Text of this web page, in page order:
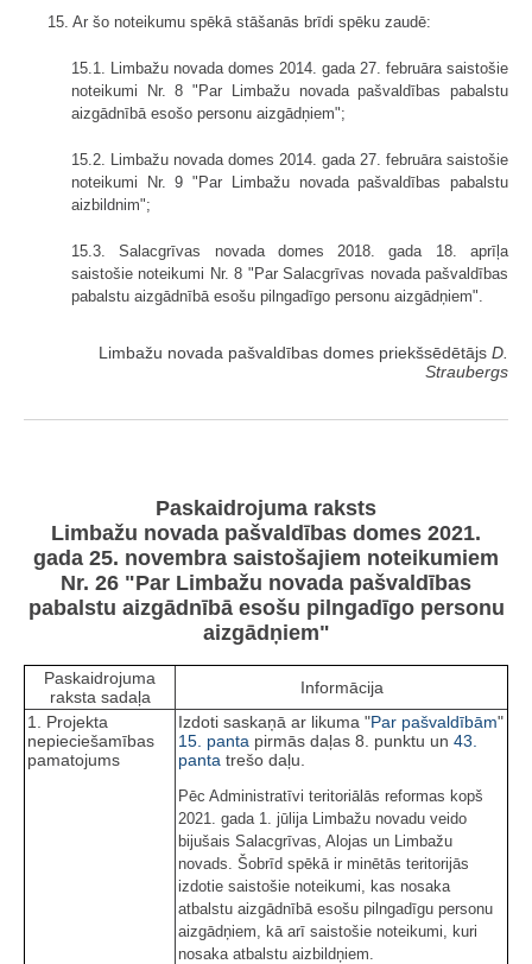
15. Ar šo noteikumu spēkā stāšanās brīdi spēku zaudē:
15.1. Limbažu novada domes 2014. gada 27. februāra saistošie
noteikumi Nr. 8 "Par Limbažu novada pašvaldības pabalstu
aizgādnībā esošo personu aizgādņiem";
15.2. Limbažu novada domes 2014. gada 27. februāra saistošie
noteikumi Nr. 9 "Par Limbažu novada pašvaldības pabalstu
aizbildnim";
15.3. Salacgrīvas novada domes 2018. gada 18. aprīļa
saistošie noteikumi Nr. 8 "Par Salacgrīvas novada pašvaldības
pabalstu aizgādnībā esošu pilngadīgo personu aizgādņiem".
Limbažu novada pašvaldības domes priekšsēdētājs D.
Straubergs
Paskaidrojuma raksts
Limbažu novada pašvaldības domes 2021.
gada 25. novembra saistošajiem noteikumiem
Nr. 26 "Par Limbažu novada pašvaldības
pabalstu aizgādnībā esošu pilngadīgo personu
aizgādņiem"
Paskaidrojuma
raksta sadaļa
Informācija
1. Projekta
nepieciešamības
pamatojums
Izdoti saskaņā ar likuma "Par pašvaldībām"
15. panta pirmās daļas 8. punktu un 43.
panta trešo daļu.
Pēc Administratīvi teritoriālās reformas kopš
2021. gada 1. jūlija Limbažu novadu veido
bijušais Salacgrīvas, Alojas un Limbažu
novads. Šobrīd spēkā ir minētās teritorijās
izdotie saistošie noteikumi, kas nosaka
atbalstu aizgādnībā esošu pilngadīgu personu
aizgādņiem, kā arī saistošie noteikumi, kuri
nosaka atbalstu aizbildņiem.